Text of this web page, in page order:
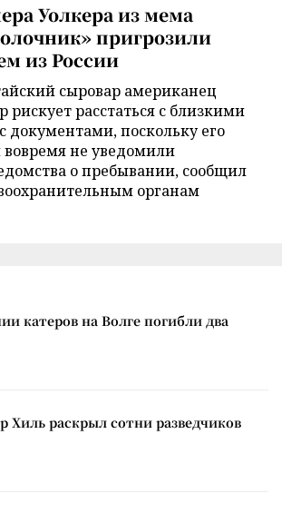
Уолкера из мема
пригрозили
из России
сыровар американец
рискует расстаться с близкими
документами, поскольку его
вовремя не уведомили
о пребывании, сообщил
органам
катеров на Волге погибли два
Хиль раскрыл сотни разведчиков